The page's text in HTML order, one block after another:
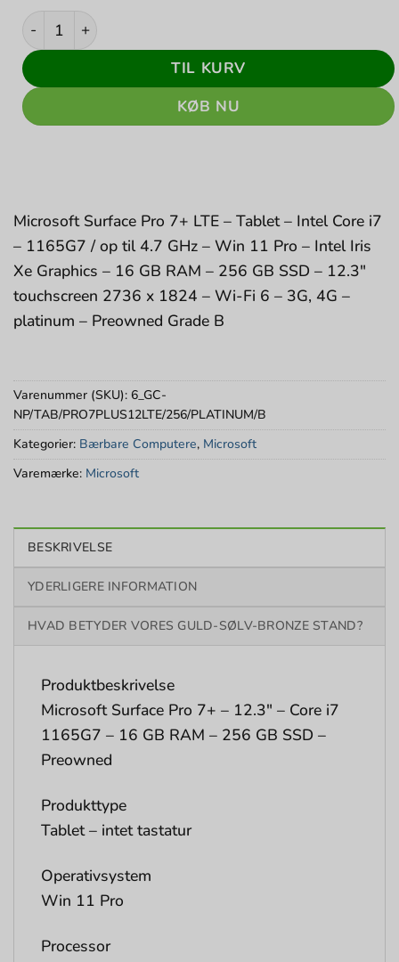
Microsoft Surface Pro 7+ LTE 12.3 I7-1165G7 16GB
TIL KURV
KØB NU
Microsoft Surface Pro 7+ LTE – Tablet – Intel Core i7
– 1165G7 / op til 4.7 GHz – Win 11 Pro – Intel Iris
Xe Graphics – 16 GB RAM – 256 GB SSD – 12.3″
touchscreen 2736 x 1824 – Wi-Fi 6 – 3G, 4G –
platinum – Preowned Grade B
Varenummer (SKU): 6_GC-
NP/TAB/PRO7PLUS12LTE/256/PLATINUM/B
Kategorier: Bærbare Computere, Microsoft
Varemærke: Microsoft
BESKRIVELSE
YDERLIGERE INFORMATION
HVAD BETYDER VORES GULD-SØLV-BRONZE STAND?
Produktbeskrivelse
Microsoft Surface Pro 7+ – 12.3″ – Core i7
1165G7 – 16 GB RAM – 256 GB SSD –
Preowned
Produkttype
Tablet – intet tastatur
Operativsystem
Win 11 Pro
Processor